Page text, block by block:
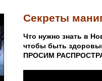
Секреты
Что нужно знать в
чтобы быть
ПРОСИМ